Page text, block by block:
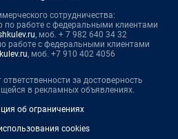
сотрудничества:
работе с федеральными клиентами
, моб. + 7 982 640 34 32
работе с федеральными клиентами
, моб. +7 910 402 4056
ответственности за достоверность
в рекламных объявлениях.
об ограничениях
cookies